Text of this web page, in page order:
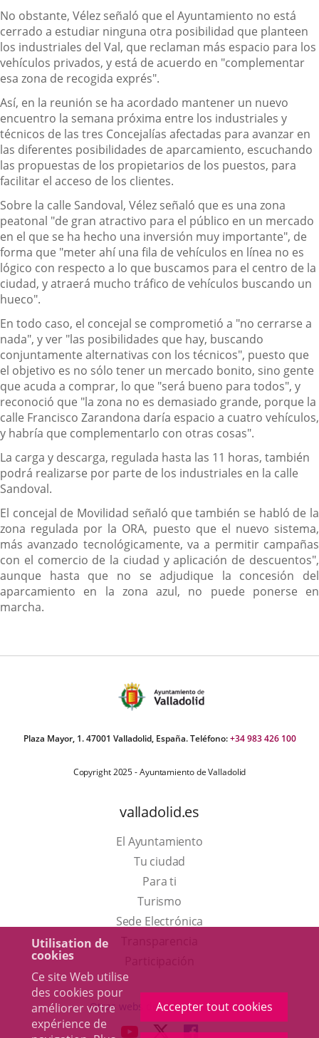
Utilisation de
cookies
Ce site Web utilise
des cookies pour
améliorer votre
expérience de
Accepter tout cookies
No obstante, Vélez señaló que el Ayuntamiento no está
cerrado a estudiar ninguna otra posibilidad que planteen
los industriales del Val, que reclaman más espacio para los
vehículos privados, y está de acuerdo en "complementar
esa zona de recogida exprés".
Así, en la reunión se ha acordado mantener un nuevo
encuentro la semana próxima entre los industriales y
técnicos de las tres Concejalías afectadas para avanzar en
las diferentes posibilidades de aparcamiento, escuchando
las propuestas de los propietarios de los puestos, para
facilitar el acceso de los clientes.
Sobre la calle Sandoval, Vélez señaló que es una zona
peatonal "de gran atractivo para el público en un mercado
en el que se ha hecho una inversión muy importante", de
forma que "meter ahí una fila de vehículos en línea no es
lógico con respecto a lo que buscamos para el centro de la
ciudad, y atraerá mucho tráfico de vehículos buscando un
hueco".
En todo caso, el concejal se comprometió a "no cerrarse a
nada", y ver "las posibilidades que hay, buscando
conjuntamente alternativas con los técnicos", puesto que
el objetivo es no sólo tener un mercado bonito, sino gente
que acuda a comprar, lo que "será bueno para todos", y
reconoció que "la zona no es demasiado grande, porque la
calle Francisco Zarandona daría espacio a cuatro vehículos,
y habría que complementarlo con otras cosas".
La carga y descarga, regulada hasta las 11 horas, también
podrá realizarse por parte de los industriales en la calle
Sandoval.
El concejal de Movilidad señaló que también se habló de la
zona regulada por la ORA, puesto que el nuevo sistema,
más avanzado tecnológicamente, va a permitir campañas
con el comercio de la ciudad y aplicación de descuentos",
aunque hasta que no se adjudique la concesión del
aparcamiento en la zona azul, no puede ponerse en
marcha.
Plaza Mayor, 1. 47001 Valladolid, España. Teléfono:+34 983 426 100
Copyright 2025 - Ayuntamiento de Valladolid
valladolid.es
El Ayuntamiento
Tu ciudad
Para ti
TurismoEste
enlace
una
ventana
Sede Electrónica
externa.
Otras webs del ayuntamiento
ENLACEENLACEENLACE